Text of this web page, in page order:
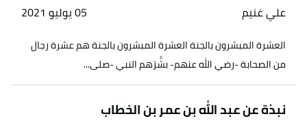
علي غنيم 05 يوليو 2021
العشرة المبشرون بالجنة العشرة المبشرون بالجنة هم عشرة رجال
من الصحابة -رضي الله عنهم- بشَّرَهم النبي -صلى...
نبذة عن عبد الله بن عمر بن الخطاب